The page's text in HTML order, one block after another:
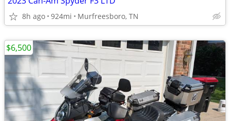
8h ago 924mi Murfreesboro, TN
$6,500